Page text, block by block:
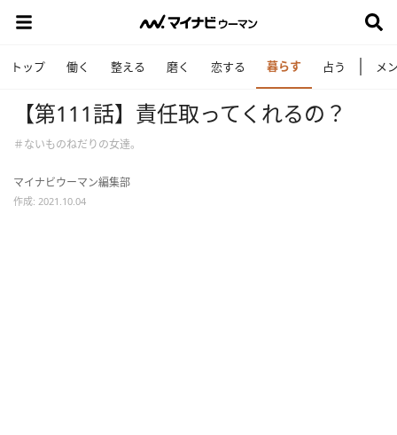
トップ 働く 整える 磨く 恋する 暮らす 占う メ
【第111話】責任取ってくれるの？
＃ないものねだりの女達。
マイナビウーマン編集部
作成: 2021.10.04